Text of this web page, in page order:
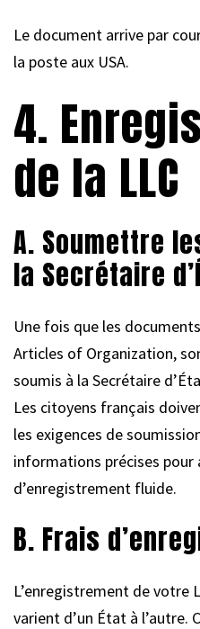
Le document arrive par
la poste aux USA.
4.
de la LLC
A. Soumettre
la Secrétaire
Une fois que les
Articles of Organization,
soumis à la Secrétaire
Les citoyens français
les exigences de
informations précises pour
d’enregistrement fluide.
B. Frais
L’enregistrement de votre
varient d’un État à l’autre.